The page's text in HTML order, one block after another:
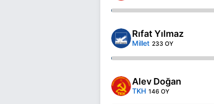
Rıfat Yılmaz
Millet 233 OY
Alev Doğan
TKH 146 OY